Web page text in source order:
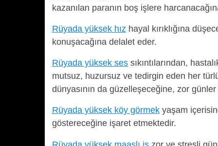
kazanılan paranın boş işlere
Rüyada yüksek hız hayal kırıklığına
konuşacağına delalet eder.
Rüyada yüksek ses sıkıntılarından,
mutsuz, huzursuz ve tedirgin eden her
dünyasının da güzelleşeceğine, zor günler
Rüyada yüksek köy görmek yaşam
göstereceğine işaret etmektedir.